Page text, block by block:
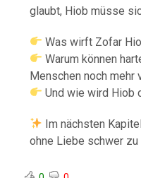
glaubt, Hiob müsse
Was wirft Zofar
Warum können
Menschen noch mehr
Und wie wird Hiob
Im nächsten
ohne Liebe schwer zu